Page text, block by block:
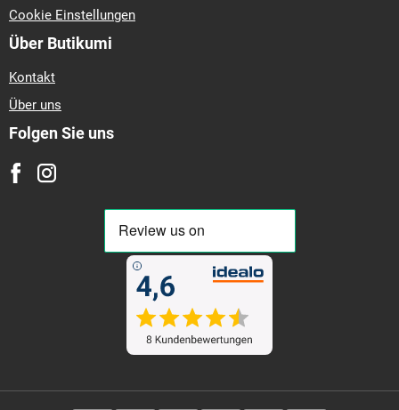
Cookie Einstellungen
Über Butikumi
Kontakt
Über uns
Folgen Sie uns